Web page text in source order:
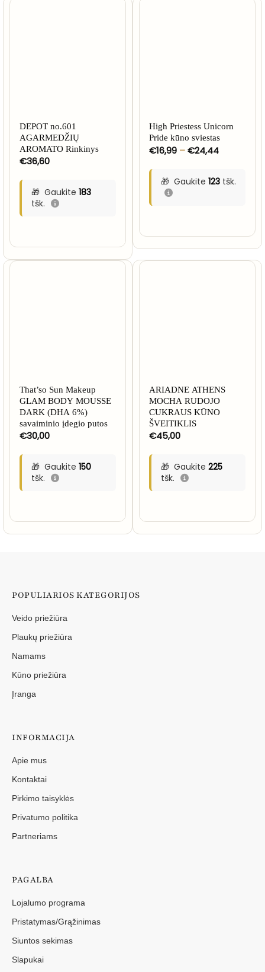
DEPOT no.601
AGARMEDŽIŲ
AROMATO Rinkinys
€36,60
Gaukite 183
tšk.
High Priestess Unicorn
Pride kūno sviestas
€16,99 – €24,44Price
through
€24,44
Gaukite 123tšk.
That’so Sun Makeup
GLAM BODY MOUSSE
DARK (DHA 6%)
savaiminio įdegio putos
€30,00
Gaukite 150
tšk.
ARIADNE ATHENS
MOCHA RUDOJO
CUKRAUS KŪNO
ŠVEITIKLIS
€45,00
Gaukite 225
tšk.
POPULIARIOS KATEGORIJOS
Veido priežiūra
Plaukų priežiūra
Namams
Kūno priežiūra
Įranga
INFORMACIJA
Apie mus
Kontaktai
Pirkimo taisyklės
Privatumo politika
Partneriams
PAGALBA
Lojalumo programa
Pristatymas/Grąžinimas
Siuntos sekimas
Slapukai